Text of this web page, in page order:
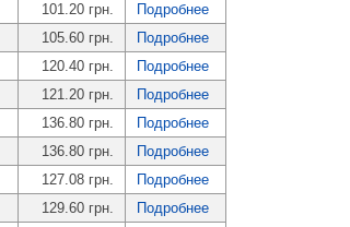
101.20 грн.
Подробнее
105.60 грн.
Подробнее
120.40 грн.
Подробнее
121.20 грн.
Подробнее
136.80 грн.
Подробнее
136.80 грн.
Подробнее
127.08 грн.
Подробнее
129.60 грн.
Подробнее